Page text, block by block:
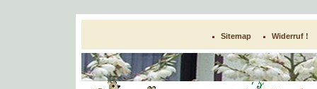
Sitemap Widerruf !